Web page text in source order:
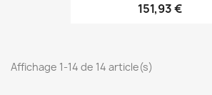
151,93 €
Affichage 1-14 de 14 article(s)